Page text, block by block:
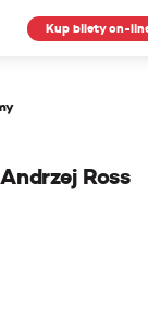
Kup bilety on-
Andrzej Ross